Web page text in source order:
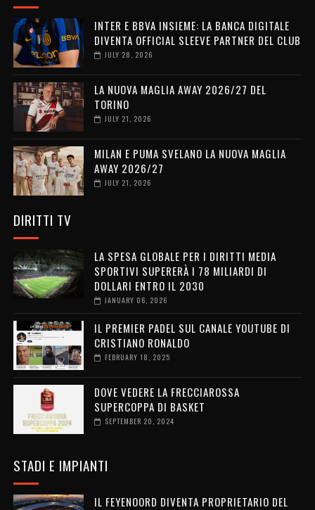
INTER E BBVA INSIEME: LA BANCA DIGITALE
DIVENTA OFFICIAL SLEEVE PARTNER DEL CLUB
JULY 28, 2026
LA NUOVA MAGLIA AWAY 2026/27 DEL
TORINO
JULY 21, 2026
MILAN E PUMA SVELANO LA NUOVA MAGLIA
AWAY 2026/27
JULY 21, 2026
DIRITTI TV
LA SPESA GLOBALE PER I DIRITTI MEDIA
SPORTIVI SUPERERÀ I 78 MILIARDI DI
DOLLARI ENTRO IL 2030
JANUARY 06, 2026
IL PREMIER PADEL SUL CANALE YOUTUBE DI
CRISTIANO RONALDO
FEBRUARY 18, 2025
DOVE VEDERE LA FRECCIAROSSA
SUPERCOPPA DI BASKET
SEPTEMBER 20, 2024
STADI E IMPIANTI
IL FEYENOORD DIVENTA PROPRIETARIO DEL